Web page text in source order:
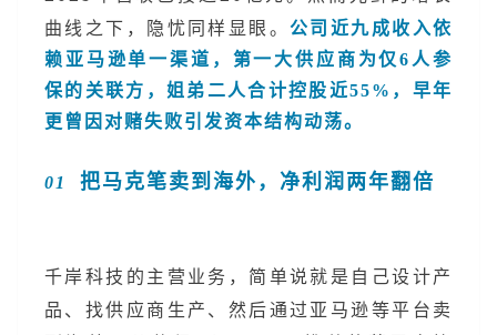
曲线之下，隐忧同样显眼。公司近九成收入依
赖亚马逊单一渠道，第一大供应商为仅6人参
保的关联方，姐弟二人合计控股近55%，早年
更曾因对赌失败引发资本结构动荡。
01 把马克笔卖到海外，净利润两年翻倍
千岸科技的主营业务，简单说就是自己设计产
品、找供应商生产、然后通过亚马逊等平台卖